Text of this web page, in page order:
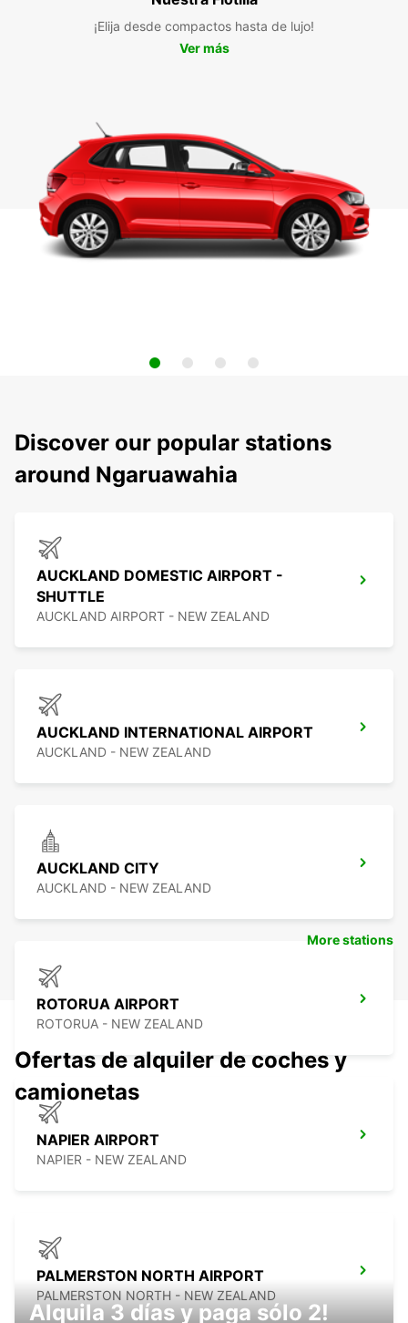
¡Elija desde compactos hasta de lujo!
Ver más
Discover our popular stations
around Ngaruawahia
AUCKLAND DOMESTIC AIRPORT -
SHUTTLE
AUCKLAND AIRPORT - NEW ZEALAND
AUCKLAND INTERNATIONAL AIRPORT
AUCKLAND - NEW ZEALAND
AUCKLAND CITY
AUCKLAND - NEW ZEALAND
ROTORUA AIRPORT
ROTORUA - NEW ZEALAND
NAPIER AIRPORT
NAPIER - NEW ZEALAND
PALMERSTON NORTH AIRPORT
PALMERSTON NORTH - NEW ZEALAND
More stations
Ofertas de alquiler de coches y
camionetas
Alquila 3 días y paga sólo 2!